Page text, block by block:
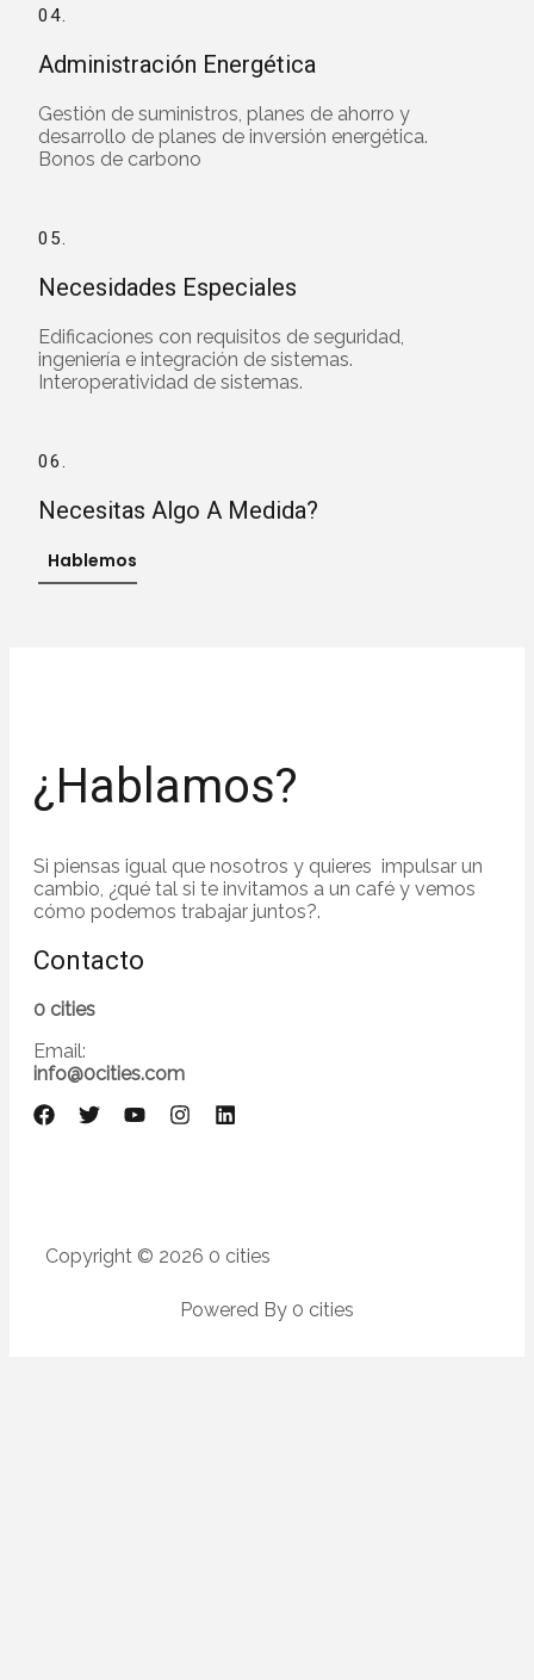
04.
Administración Energética
Gestión de suministros, planes de ahorro y
desarrollo de planes de inversión energética.
Bonos de carbono
05.
Necesidades Especiales
Edificaciones con requisitos de seguridad,
ingeniería e integración de sistemas.
Interoperatividad de sistemas.
06.
Necesitas Algo A Medida?
Hablemos
¿Hablamos?
Si piensas igual que nosotros y quieres impulsar un
cambio, ¿qué tal si te invitamos a un café y vemos
cómo podemos trabajar juntos?.
Contacto
0 cities
Email:
info@0cities.com
Copyright © 2026 0 cities
Powered By 0 cities